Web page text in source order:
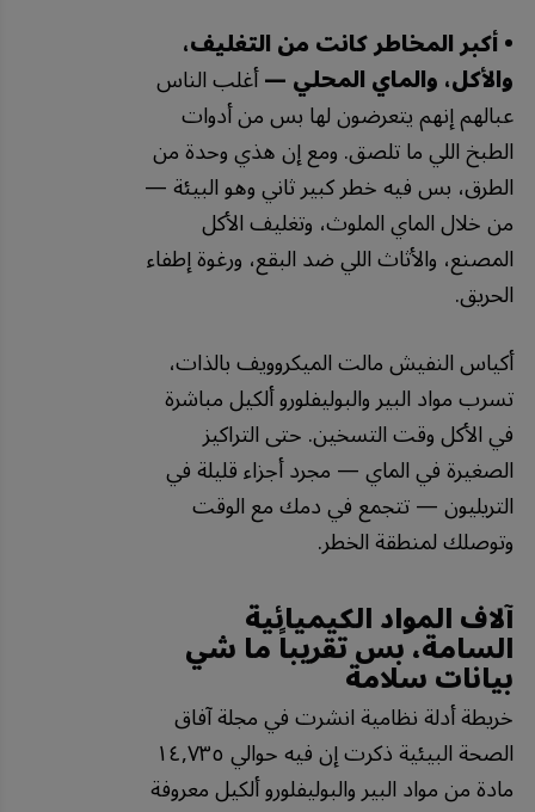
• أكبر المخاطر كانت من التغليف،
والأكل، والماي المحلي —أغلب الناس
عبالهم إنهم يتعرضون لها بس من أدوات
الطبخ اللي ما تلصق. ومع إن هذي وحدة من
الطرق، بس فيه خطر كبير ثاني وهو البيئة —
من خلال الماي الملوث، وتغليف الأكل
المصنع، والأثاث اللي ضد البقع، ورغوة إطفاء
الحريق.
أكياس النفيش مالت الميكروويف بالذات،
تسرب مواد البير والبوليفلورو ألكيل مباشرة
في الأكل وقت التسخين. حتى التراكيز
الصغيرة في الماي — مجرد أجزاء قليلة في
التريليون — تتجمع في دمك مع الوقت
وتوصلك لمنطقة الخطر.
آلاف المواد الكيميائية
السامة، بس تقريباً ما شي
بيانات سلامة
خريطة أدلة نظامية انشرت في مجلة آفاق
الصحة البيئية ذكرت إن فيه حوالي ١٤,٧٣٥
مادة من مواد البير والبوليفلورو ألكيل معروفة